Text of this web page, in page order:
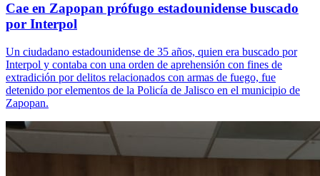
Cae en Zapopan prófugo estadounidense buscado
por Interpol
Un ciudadano estadounidense de 35 años, quien era buscado por
Interpol y contaba con una orden de aprehensión con fines de
extradición por delitos relacionados con armas de fuego, fue
detenido por elementos de la Policía de Jalisco en el municipio de
Zapopan.